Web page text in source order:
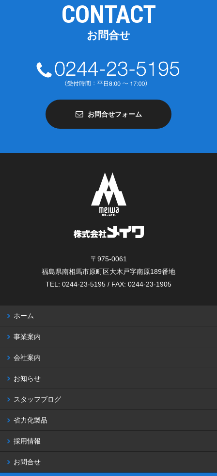
CONTACT
お問合せ
お問合せフォーム
〒975-0061
福島県南相馬市原町区大木戸字南原189番地
TEL: 0244-23-5195 / FAX: 0244-23-1905
ホーム
事業案内
会社案内
お知らせ
スタッフブログ
省力化製品
採用情報
お問合せ